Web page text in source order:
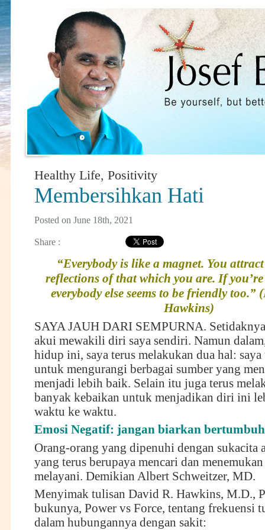
Healthy Life, Positivity
Membersihkan Hati
Posted on June 18th, 2021
Share :
“Everybody is like a magnet. You
reflections of that which you are. If
everybody else seems to be friendly too.”
Hawkins)
SAYA JAUH DARI SEMPURNA.
akui mewakili diri saya sendiri. Namun
hidup ini, saya terus melakukan dua hal: saya
untuk mengurangi berbagai sumber yang
menjadi lebih baik. Selain itu juga terus
banyak kebaikan untuk menjadikan diri ini
waktu ke waktu.
Emosi Negatif: jangan biarkan bertumbuh
Orang-orang yang dipenuhi dengan sukacita
yang terus berupaya mencari dan
melayani. Demikian Albert Schweitzer, MD.
Menyimak tulisan David R. Hawkins, M.D.,
bukunya, Power vs Force, tentang frekuensi
dalam hubungannya dengan sakit: